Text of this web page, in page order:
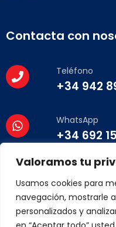
Valoramos tu
Usamos cookies para
navegación, mostrarle
personalizados y
Contacta con
Teléfono
+34 942
WhatsApp
+34 692
Email